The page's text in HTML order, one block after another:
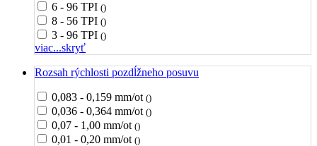
6 - 96 TPI ()
8 - 56 TPI ()
3 - 96 TPI ()
viac...skryť
Rozsah rýchlosti pozdĺžneho posuvu
0,083 - 0,159 mm/ot ()
0,036 - 0,364 mm/ot ()
0,07 - 1,00 mm/ot ()
0,01 - 0,20 mm/ot ()